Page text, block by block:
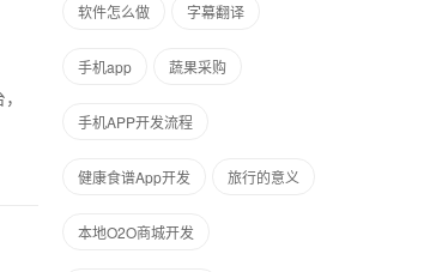
软件怎么做 字幕翻译
手机app 蔬果采购
手机APP开发流程
健康食谱App开发 旅行的意义
本地O2O商城开发